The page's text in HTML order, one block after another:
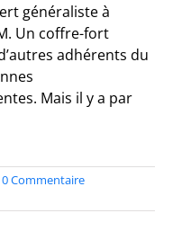
généraliste à
Un coffre-fort
adhérents du
Mais il y a par
0 Commentaire